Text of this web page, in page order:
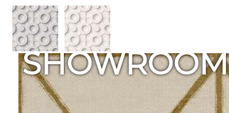
SHOWROOM